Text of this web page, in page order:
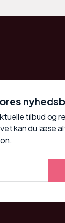
tilbud og
kan du læse